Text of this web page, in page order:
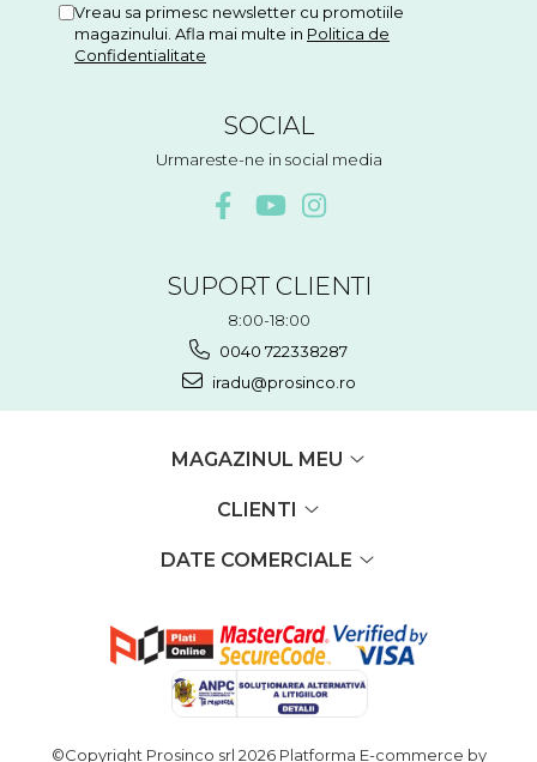
Vreau sa primesc newsletter cu promotiile
magazinului. Afla mai multe in Politica de
Confidentialitate
SOCIAL
Urmareste-ne in social media
SUPORT CLIENTI
8:00-18:00
0040 722338287
iradu@prosinco.ro
MAGAZINUL MEU
CLIENTI
DATE COMERCIALE
©Copyright Prosinco srl 2026 Platforma E-commerce by